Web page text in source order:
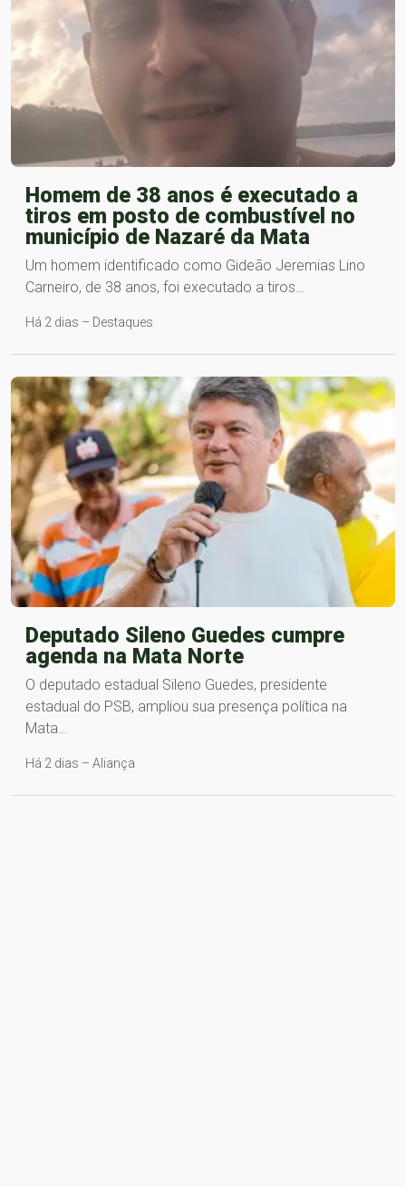
Homem de 38 anos é executado a
tiros em posto de combustível no
município de Nazaré da Mata
Um homem identificado como Gideão Jeremias Lino
Carneiro, de 38 anos, foi executado a tiros…
Há 2 dias – Destaques
Deputado Sileno Guedes cumpre
agenda na Mata Norte
O deputado estadual Sileno Guedes, presidente
estadual do PSB, ampliou sua presença política na
Mata…
Há 2 dias – Aliança